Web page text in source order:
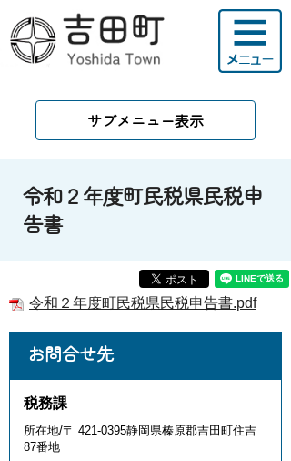
サブメニュー表示
令和２年度町民税県民税申
告書
令和２年度町民税県民税申告書.pdf
お問合せ先
税務課
所在地/〒 421-0395静岡県榛原郡吉田町住吉
87番地